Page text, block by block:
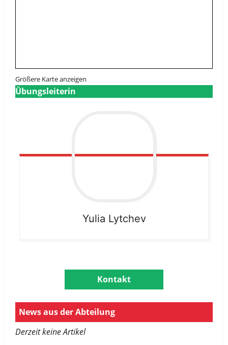
Größere Karte anzeigen
Übungsleiterin
Yulia Lytchev
Kontakt
News aus der Abteilung
Derzeit keine Artikel